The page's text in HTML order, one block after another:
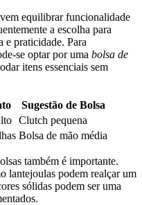
equilibrar funcionalidade
a escolha para
e praticidade. Para
se optar por uma bolsa de
itens essenciais sem
Sugestão de Bolsa
Clutch pequena
Bolsa de mão média
também é importante.
lantejoulas podem realçar um
sólidas podem ser uma